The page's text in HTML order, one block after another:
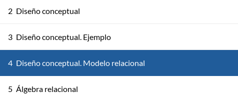
2 Diseño conceptual
3 Diseño conceptual. Ejemplo
4 Diseño conceptual. Modelo relacional
5 Álgebra relacional